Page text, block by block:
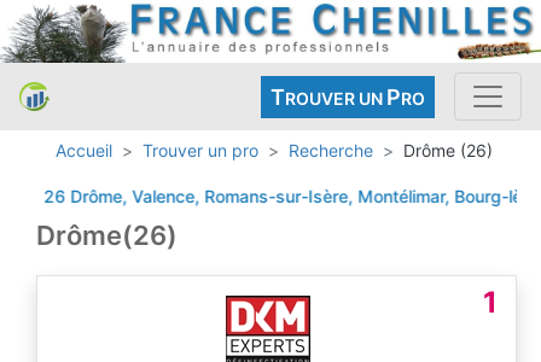
TROUVER UN PRO
Accueil Trouver un pro Recherche Drôme (26)
26 Drôme, Valence, Romans-sur-Isère, Montélimar, Bourg-lès-
Drôme(26)
1